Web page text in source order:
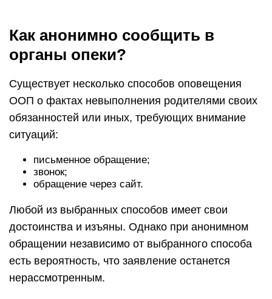
Как анонимно сообщить в
органы опеки?
Существует несколько способов оповещения
ООП о фактах невыполнения родителями своих
обязанностей или иных, требующих внимание
ситуаций:
письменное обращение;
звонок;
обращение через сайт.
Любой из выбранных способов имеет свои
достоинства и изъяны. Однако при анонимном
обращении независимо от выбранного способа
есть вероятность, что заявление останется
нерассмотренным.